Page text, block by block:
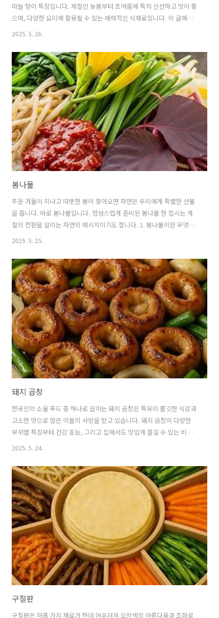
마늘 향이 특징입니다. 제철인 늦봄부터 초여름에 특히 신선하고 맛이 좋
으며, 다양한 요리에 활용될 수 있는 매력적인 식재료입니다. 이 글에서
는 마늘쫑의 효능부터 손질법, 그리고 누구나 쉽게 따라 할 수 있는 맛있
든 것을 알아보고 식탁을 풍성하게 만들어 보세요. 🫒 마늘쫑: 효능부터
보관법까지1. 마늘쫑, 어떤 효능이 있을까요?마늘쫑은 우리 몸에 좋은 다
양한 영양소를 풍부하게 함유하고 있습니다. 대표적인 효능들을 알아볼
까요? ∎ 항암 효과:마늘과 마찬가지로 마늘쫑에도 '알리신'이라는 성분
이 풍부하게 들어있습니다.알리신은 강력한 항산화 작용을 하여 우리 몸
의 세..
2025. 5. 26.
봄나물
추운 겨울이 지나고 따뜻한 봄이 찾아오면 자연은 우리에게 특별한 선물
을 줍니다. 바로 봄나물입니다. 정성스럽게 준비된 봄나물 한 접시는 계
절의 전환을 알리는 자연의 메시지이기도 합니다. 1. 봄나물이란 무엇인
가요?봄나물은 봄철에 자연적으로 자라나는 새싹이나 어린잎을 총칭하
된 영양분이 새순으로 집중되어 맛과 영양이 매우 뛰어납니다.우리 조상
들은 오랜 시간 동안 봄나물을 약재와 식재료로 활용해왔으며, 현대에 와
서도 건강식품으로 각광받고 있습니다.봄나물의 가장 큰 특징은 쓴맛과
향긋한 냄새입니다.이러한 쓴맛은 식물이 자신을 보호하기 위해 만들어
내는 천연 화합물에서 나오는데,이 성분들이 오히려 우리 몸에 좋은 효과
를 가져다줍니다.겨우내 ..
2025. 5. 25.
돼지 곱창
한국인의 소울 푸드 중 하나로 꼽히는 돼지 곱창은 특유의 쫄깃한 식감과
고소한 맛으로 많은 이들의 사랑을 받고 있습니다. 돼지 곱창의 다양한
부위별 특징부터 건강 효능, 그리고 집에서도 맛있게 즐길 수 있는 비법
까지, 돼지 곱창의 모든 것을 자세하게 알려드리겠습니다. 🍲 돼지 곱창,
의미하지만, 돼지 내장 중 곱창처럼 즐기는 부위는 생각보다 다양합니다.
각 부위마다 맛과 식감이 달라서 아는 만큼 더 맛있게 즐길 수 있습니
다.1. 소장: 우리가 흔히 아는 '곱창'가장 일반적으로 돼지 곱창이라고 불
리는 부위는 바로 소장입니다.소장은 길고 얇은 관 형태로, 내부에 곱이
라고 불리는 하얀 지방질이 가득 차 있습니다.이 곱이 바로 곱창의 고소
한..
2025. 5. 24.
구절판
구절판은 아홉 가지 재료가 한데 어우러져 오방색의 아름다움과 조화로